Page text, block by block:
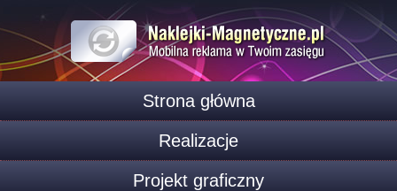
Strona główna
Realizacje
Projekt graficzny